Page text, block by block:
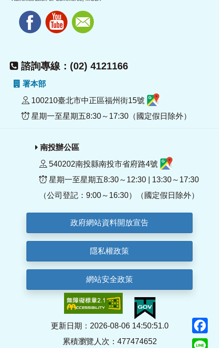
諮詢專線：(02) 4121166
署本部
100210臺北市中正區福州街15號
星期一至星期五8:30～17:30（國定假日除外）
南投辦公區
540202南投縣南投市省府路4號
星期一至星期五8:30～12:30 | 13:30～17:30
（公司登記：9:00～16:30）（國定假日除外）
政府網站資料開放宣告
隱私權政策
網站安全政策
更新日期：2026-08-06 14:50:51.0
累積瀏覽人次：477474652